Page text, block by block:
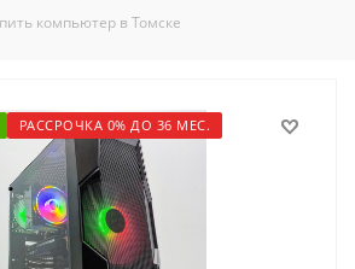
компьютер в Томске
РАССРОЧКА 0% ДО 36 МЕС.